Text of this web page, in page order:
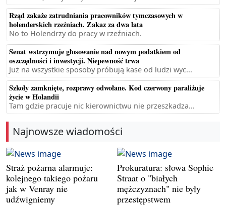
Rząd zakaże zatrudniania pracowników tymczasowych w
holenderskich rzeźniach. Zakaz za dwa lata
No to Holendrzy do pracy w rzeźniach.
Senat wstrzymuje głosowanie nad nowym podatkiem od
oszczędności i inwestycji. Niepewność trwa
Już na wszystkie sposoby próbują kase od ludzi wyc...
Szkoły zamknięte, rozprawy odwołane. Kod czerwony paraliżuje
życie w Holandii
Tam gdzie pracuje nic kierownictwu nie przeszkadza...
Najnowsze wiadomości
Straż pożarna alarmuje:
kolejnego takiego pożaru
jak w Venray nie
udźwigniemy
Prokuratura: słowa Sophie
Straat o "białych
mężczyznach" nie były
przestępstwem